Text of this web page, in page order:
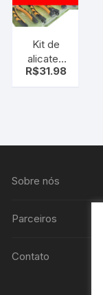
Kit de
alicates
3pçs –
R$31.98
Sobre nós
Parceiros
Contato